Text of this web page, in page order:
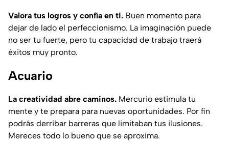
Valora tus logros y confía en ti. Buen momento para
dejar de lado el perfeccionismo. La imaginación puede
no ser tu fuerte, pero tu capacidad de trabajo traerá
éxitos muy pronto.
Acuario
La creatividad abre caminos. Mercurio estimula tu
mente y te prepara para nuevas oportunidades. Por fin
podrás derribar barreras que limitaban tus ilusiones.
Mereces todo lo bueno que se aproxima.